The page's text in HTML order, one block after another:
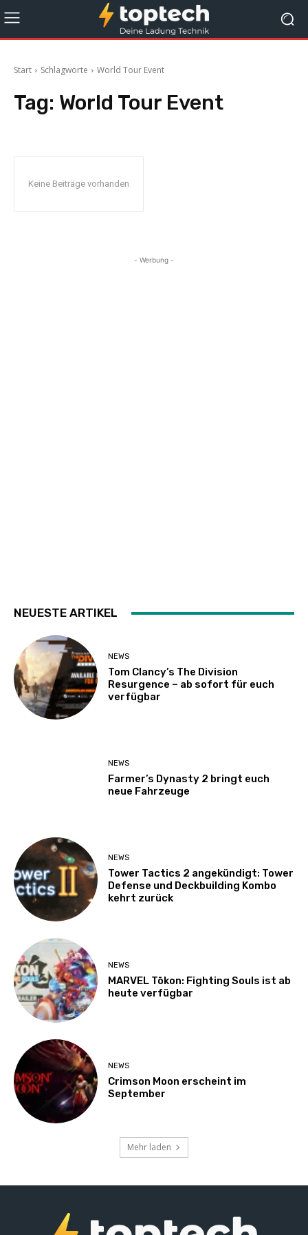
Start Schlagworte World Tour Event
Tag: World Tour Event
Keine Beiträge vorhanden
- Werbung -
NEUESTE ARTIKEL
NEWS
Tom Clancy’s The Division
Resurgence – ab sofort für euch
verfügbar
NEWS
Farmer’s Dynasty 2 bringt euch
neue Fahrzeuge
NEWS
Tower Tactics 2 angekündigt: Tower
Defense und Deckbuilding Kombo
kehrt zurück
NEWS
MARVEL Tōkon: Fighting Souls ist ab
heute verfügbar
NEWS
Crimson Moon erscheint im
September
Mehr laden